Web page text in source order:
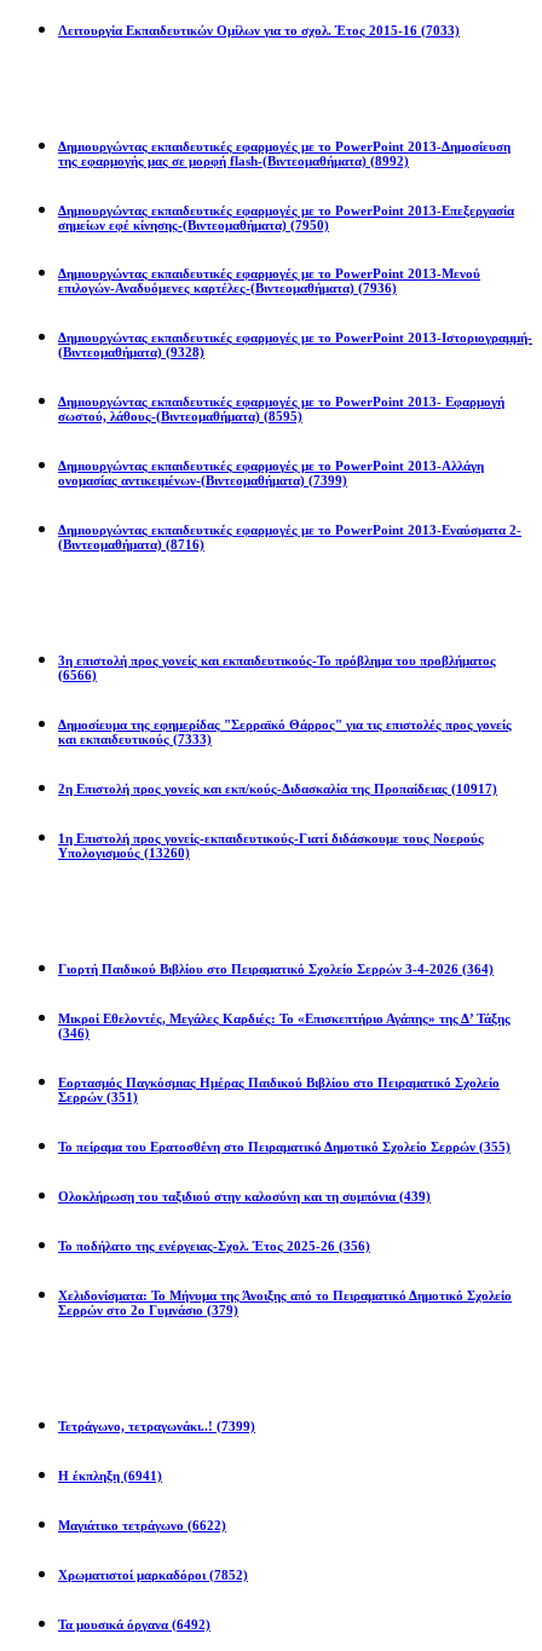
Λειτουργία Εκπαιδευτικών Ομίλων για το σχολ. Έτος 2015-16 (7033)
Δημιουργώντας εκπαιδευτικές εφαρμογές με το PowerPoint 2013-Δημοσίευση
της εφαρμογής μας σε μορφή flash-(Βιντεομαθήματα) (8992)
Δημιουργώντας εκπαιδευτικές εφαρμογές με το PowerPoint 2013-Επεξεργασία
σημείων εφέ κίνησης-(Βιντεομαθήματα) (7950)
Δημιουργώντας εκπαιδευτικές εφαρμογές με το PowerPoint 2013-Μενού
επιλογών-Αναδυόμενες καρτέλες-(Βιντεομαθήματα) (7936)
Δημιουργώντας εκπαιδευτικές εφαρμογές με το PowerPoint 2013-Ιστοριογραμμή-
(Βιντεομαθήματα) (9328)
Δημιουργώντας εκπαιδευτικές εφαρμογές με το PowerPoint 2013- Εφαρμογή
σωστού, λάθους-(Βιντεομαθήματα) (8595)
Δημιουργώντας εκπαιδευτικές εφαρμογές με το PowerPoint 2013-Αλλάγη
ονομασίας αντικειμένων-(Βιντεομαθήματα) (7399)
Δημιουργώντας εκπαιδευτικές εφαρμογές με το PowerPoint 2013-Εναύσματα 2-
(Βιντεομαθήματα) (8716)
3η επιστολή προς γονείς και εκπαιδευτικούς-Το πρόβλημα του προβλήματος
(6566)
Δημοσίευμα της εφημερίδας "Σερραϊκό Θάρρος" για τις επιστολές προς γονείς
και εκπαιδευτικούς (7333)
2η Eπιστολή προς γονείς και εκπ/κούς-Διδασκαλία της Προπαίδειας (10917)
1η Επιστολή προς γονείς-εκπαιδευτικούς-Γιατί διδάσκουμε τους Νοερούς
Υπολογισμούς (13260)
Γιορτή Παιδικού Βιβλίου στο Πειραματικό Σχολείο Σερρών 3-4-2026 (364)
Μικροί Εθελοντές, Μεγάλες Καρδιές: Το «Επισκεπτήριο Αγάπης» της Δ’ Τάξης
(346)
Εορτασμός Παγκόσμιας Ημέρας Παιδικού Βιβλίου στο Πειραματικό Σχολείο
Σερρών (351)
Το πείραμα του Ερατοσθένη στο Πειραματικό Δημοτικό Σχολείο Σερρών (355)
Ολοκλήρωση του ταξιδιού στην καλοσύνη και τη συμπόνια (439)
Το ποδήλατο της ενέργειας-Σχολ. Έτος 2025-26 (356)
Χελιδονίσματα: Το Μήνυμα της Άνοιξης από το Πειραματικό Δημοτικό Σχολείο
Σερρών στο 2ο Γυμνάσιο (379)
Τετράγωνο, τετραγωνάκι..! (7399)
Η έκπληξη (6941)
Μαγιάτικο τετράγωνο (6622)
Χρωματιστοί μαρκαδόροι (7852)
Τα μουσικά όργανα (6492)